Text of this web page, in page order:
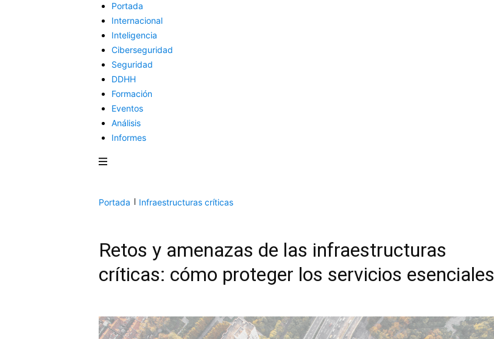
Portada
Internacional
Inteligencia
Ciberseguridad
Seguridad
DDHH
Formación
Eventos
Análisis
Informes
Portada Infraestructuras críticas
Retos y amenazas de las infraestructuras
críticas: cómo proteger los servicios esenciales